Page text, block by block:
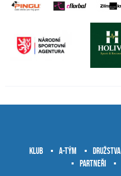
Klub A-tým Družstva
Partneři